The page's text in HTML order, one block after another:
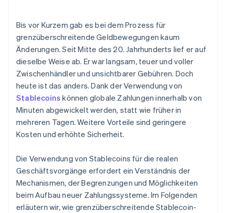
durch
Verschärfen Sie die Kontrollen
Bis vor Kurzem gab es bei dem Prozess für
grenzüberschreitende Geldbewegungen kaum
Änderungen. Seit Mitte des 20. Jahrhunderts lief er auf
dieselbe Weise ab. Er war langsam, teuer und voller
Zwischenhändler und unsichtbarer Gebühren. Doch
heute ist das anders. Dank der Verwendung von
Stablecoins können globale Zahlungen innerhalb von
Minuten abgewickelt werden, statt wie früher in
mehreren Tagen. Weitere Vorteile sind geringere
Kosten und erhöhte Sicherheit.
Die Verwendung von Stablecoins für die realen
Geschäftsvorgänge erfordert ein Verständnis der
Mechanismen, der Begrenzungen und Möglichkeiten
beim Aufbau neuer Zahlungssysteme. Im Folgenden
erläutern wir, wie grenzüberschreitende Stablecoin-